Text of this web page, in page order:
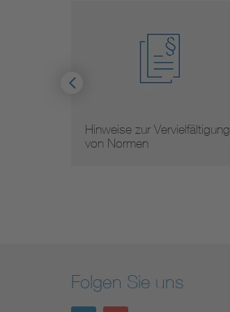
Hinweise zur Vervielfältigung
von Normen
Folgen Sie uns